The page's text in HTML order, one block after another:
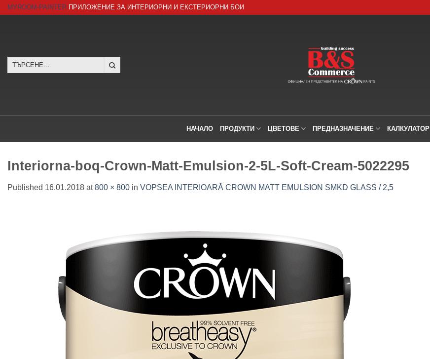
SkipMYROOM-PAINTER ПРИЛОЖЕНИЕ ЗА ИНТЕРИОРНИ И ЕКСТЕРИОРНИ БОИ
Търсене
НАЧАЛО ПРОДУКТИ ЦВЕТОВЕ ПРЕДНАЗНАЧЕНИЕ КАЛКУЛАТОР
Interiorna-boq-Crown-Matt-Emulsion-2-5L-Soft-Cream-5022295
Published 16.01.2018 at800 × 800 in VOPSEA INTERIOARĂ CROWN MATT EMULSION SMKD GLASS / 2,5